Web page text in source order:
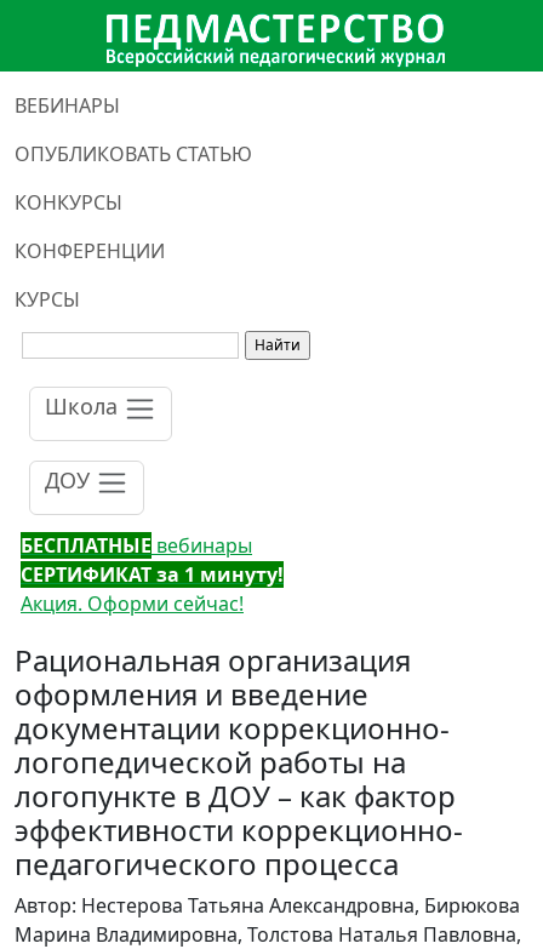
ВЕБИНАРЫ
ОПУБЛИКОВАТЬ СТАТЬЮ
КОНКУРСЫ
КОНФЕРЕНЦИИ
КУРСЫ
Школа
ДОУ
БЕСПЛАТНЫЕ вебинары
СЕРТИФИКАТ за 1 минуту!
Акция. Оформи сейчас!
Рациональная организация
оформления и введение
документации коррекционно-
логопедической работы на
логопункте в ДОУ – как фактор
эффективности коррекционно-
педагогического процесса
Автор: Нестерова Татьяна Александровна, Бирюкова
Марина Владимировна, Толстова Наталья Павловна,